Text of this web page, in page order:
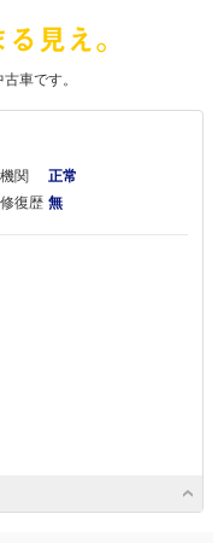
車です。
機関
正常
修復歴 無